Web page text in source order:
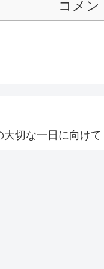
コメン
大切な一日に向けて